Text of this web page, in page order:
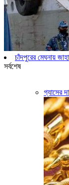
চাঁদপুরের মেঘনায়
সর্বশেষ
গ্যাসের